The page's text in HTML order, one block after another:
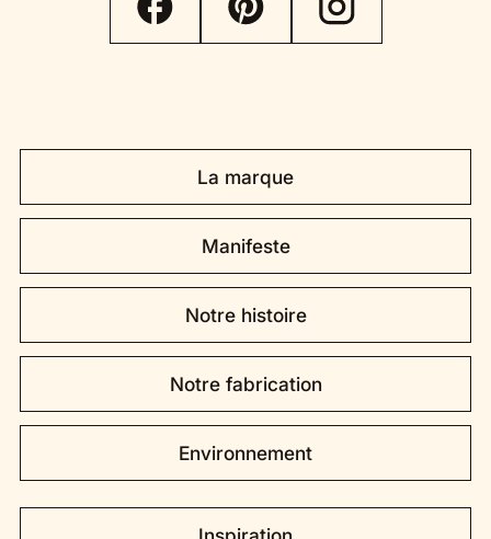
La marque
Manifeste
Notre histoire
Notre fabrication
Environnement